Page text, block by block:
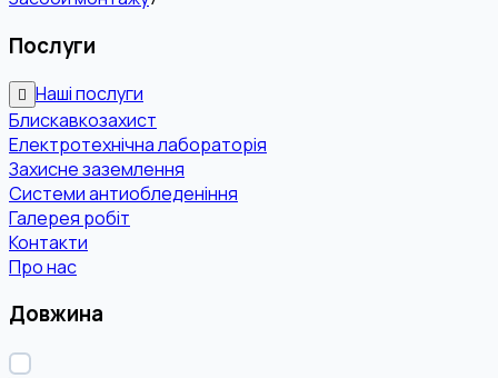
Послуги
Наші послуги
Блискавкозахист
Електротехнічна лабораторія
Захисне заземлення
Системи антиобледеніння
Галерея робіт
Контакти
Про нас
Довжина